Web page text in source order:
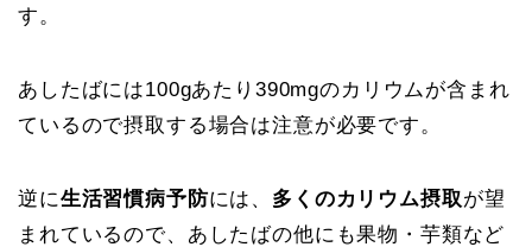
す。
あしたばには100gあたり 390mgのカリウムが含まれ
ているので摂取する場合は注意が必要です。
逆に生活習慣病予防には、 多くのカリウム摂取が望
まれているので、あしたばの他にも果物・芋類など